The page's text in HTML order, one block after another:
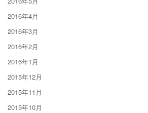
2016年4月
2016年3月
2016年2月
2016年1月
2015年12月
2015年11月
2015年10月